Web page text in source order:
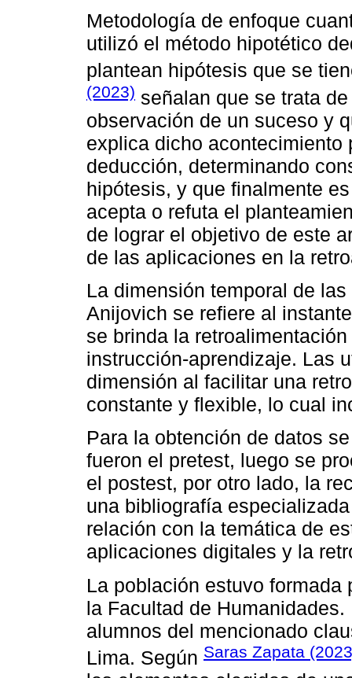
Metodología de enfoque
utilizó el método hipotético
plantean hipótesis que se
(2023) señalan que se trata
observación de un suceso y
explica dicho acontecimiento
deducción, determinando
hipótesis, y que finalmente
acepta o refuta el
de lograr el objetivo de este
de las aplicaciones en la
La dimensión temporal de
Anijovich se refiere al
se brinda la
instrucción-aprendizaje. Las
dimensión al facilitar una
constante y flexible, lo cual
Para la obtención de datos
fueron el pretest, luego se
el postest, por otro lado, la
una bibliografía
relación con la temática de
aplicaciones digitales y la
La población estuvo
la Facultad de
alumnos del mencionado
Lima. Según Saras Zapata